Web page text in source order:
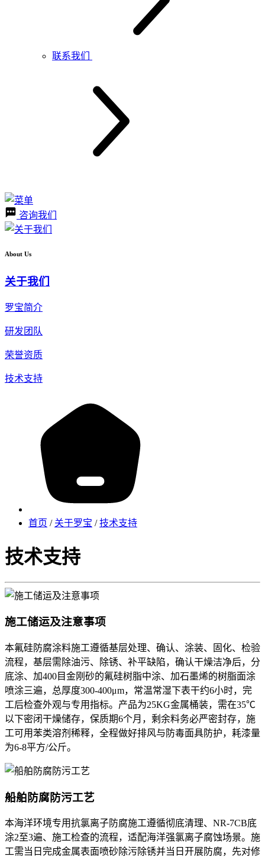
联系我们
咨询我们
About Us
关于我们
罗宝简介
研发团队
荣誉资质
技术支持
首页 / 关于罗宝 /技术支持
技术支持
施工储运及注意事项
本氟硅防腐涂料施工遵循基层处理、确认、涂装、固化、检验
流程，基层需除油污、除锈、补平缺陷，确认干燥洁净后，分
底涂、加400目金刚砂的氟硅树脂中涂、加石墨烯的树脂面涂
喷涂三遍，总厚度300-400μm，常温常湿下表干约6小时，完
工后检查外观与专用指标。产品为25KG金属桶装，需在35℃
以下密闭干燥储存，保质期6个月，剩余料务必严密封存，施
工可用苯类溶剂稀释，全程做好排风与防毒面具防护，耗漆量
为6-8平方/公斤。
船舶防腐防污工艺
本海洋环境专用抗氯离子防腐施工遵循彻底清理、NR-7CB底
涂2至3遍、施工检查的流程，适配海洋强氯离子腐蚀场景。施
工需当日完成金属表面喷砂除污除锈并当日开展防腐，先对修